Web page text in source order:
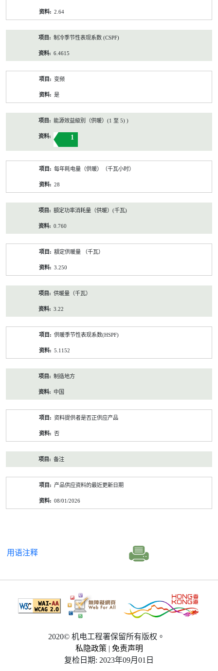
2.64
制冷季节性表现系数 (CSPF)
6.4615
变频
是
能源效益級別（供暖）(1 至 5) )
1
每年耗电量（供暖）（千瓦小时）
28
額定功率消耗量（供暖）(千瓦)
0.760
額定供暖量 （千瓦）
3.250
供暖量（千瓦）
3.22
供暖季节性表现系数(HSPF)
5.1152
制造地方
中国
资料提供者是否正供应产品
否
备注
产品供应资料的最近更新日期
08/01/2026
用语注释
2020© 机电工程署保留所有版权。
私隐政策 | 免责声明
复检日期: 2023年09月01日